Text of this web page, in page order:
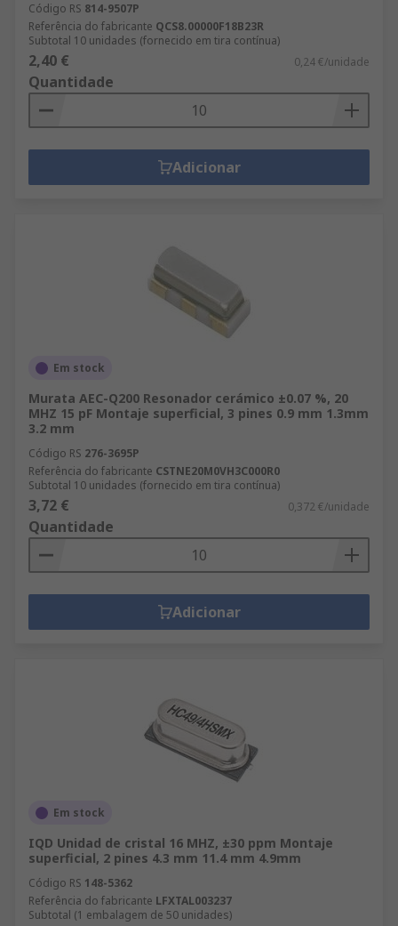
Código RS 814-9507P
Referência do fabricante QCS8.00000F18B23R
Subtotal 10 unidades (fornecido em tira contínua)
2,40 € 0,24 €/unidade
Quantidade
Adicionar
Em stock
Murata AEC-Q200 Resonador cerámico ±0.07 %, 20
MHZ 15 pF Montaje superficial, 3 pines 0.9 mm 1.3mm
3.2 mm
Código RS 276-3695P
Referência do fabricante CSTNE20M0VH3C000R0
Subtotal 10 unidades (fornecido em tira contínua)
3,72 € 0,372 €/unidade
Quantidade
Adicionar
Em stock
IQD Unidad de cristal 16 MHZ, ±30 ppm Montaje
superficial, 2 pines 4.3 mm 11.4 mm 4.9mm
Código RS 148-5362
Referência do fabricante LFXTAL003237
Subtotal (1 embalagem de 50 unidades)